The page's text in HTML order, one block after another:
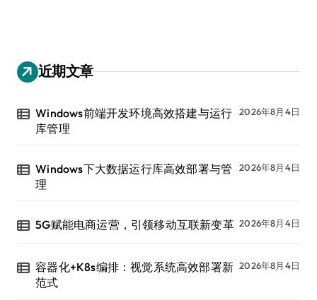
近期文章
Windows前端开发环境高效搭建与运行
库管理
2026年8月4日
Windows下大数据运行库高效部署与管
理
2026年8月4日
5G赋能电商运营，引领移动互联新变革 2026年8月4日
容器化+K8s编排：视觉系统高效部署新
范式
2026年8月4日